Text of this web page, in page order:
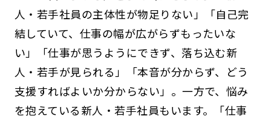
人・若手社員の主体性が物足りない」「自己完
結していて、仕事の幅が広がらずもったいな
い」「仕事が思うようにできず、落ち込む新
人・若手が見られる」「本音が分からず、どう
支援すればよいか分からない」。一方で、悩み
を抱えている新人・若手社員もいます。「仕事